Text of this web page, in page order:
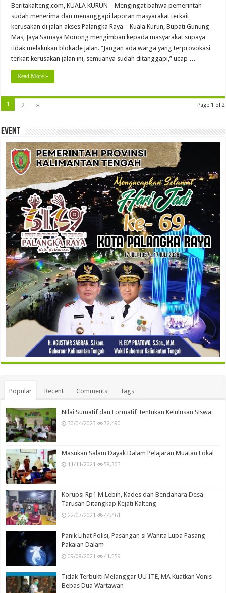
Beritakalteng.com, KUALA KURUN – Mengingat bahwa pemerintah
sudah menerima dan menanggapi laporan masyarakat terkait
kerusakan di jalan akses Palangka Raya – Kuala Kurun, Bupati Gunung
Mas, Jaya Samaya Monong mengimbau kepada masyarakat supaya
tidak melakukan blokade jalan. “Jangan ada warga yang terprovokasi
terkait kerusakan jalan ini, semuanya sudah ditanggapi,” ucap …
Read More »
Page 1 of 2
1 2 »
Event
Popular Recent Comments Tags
Nilai Sumatif dan Formatif Tentukan Kelulusan Siswa
30/04/2023 72,490
Masukan Salam Dayak Dalam Pelajaran Muatan Lokal
11/11/2021 58,303
Korupsi Rp1 M Lebih, Kades dan Bendahara Desa
Tarusan Ditangkap Kejati Kalteng
22/07/2021 44,461
Panik Lihat Polisi, Pasangan si Wanita Lupa Pasang
Pakaian Dalam
09/08/2021 41,559
Tidak Terbukti Melanggar UU ITE, MA Kuatkan Vonis
Bebas Dua Wartawan